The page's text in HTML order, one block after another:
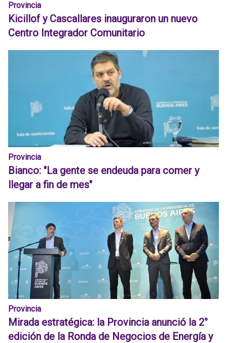
Provincia
Kicillof y Cascallares inauguraron un nuevo
Centro Integrador Comunitario
Provincia
Bianco: "La gente se endeuda para comer y
llegar a fin de mes"
Provincia
Mirada estratégica: la Provincia anunció la 2°
edición de la Ronda de Negocios de Energía y